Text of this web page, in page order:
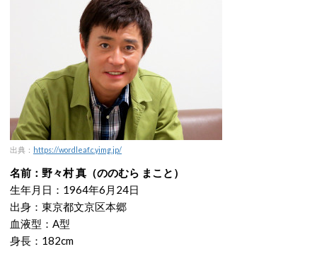
出典： https://wordleaf.c.yimg.jp/
名前：野々村 真（ののむら まこと）
生年月日：1964年6月24日
出身：東京都文京区本郷
血液型：A型
身長：182cm